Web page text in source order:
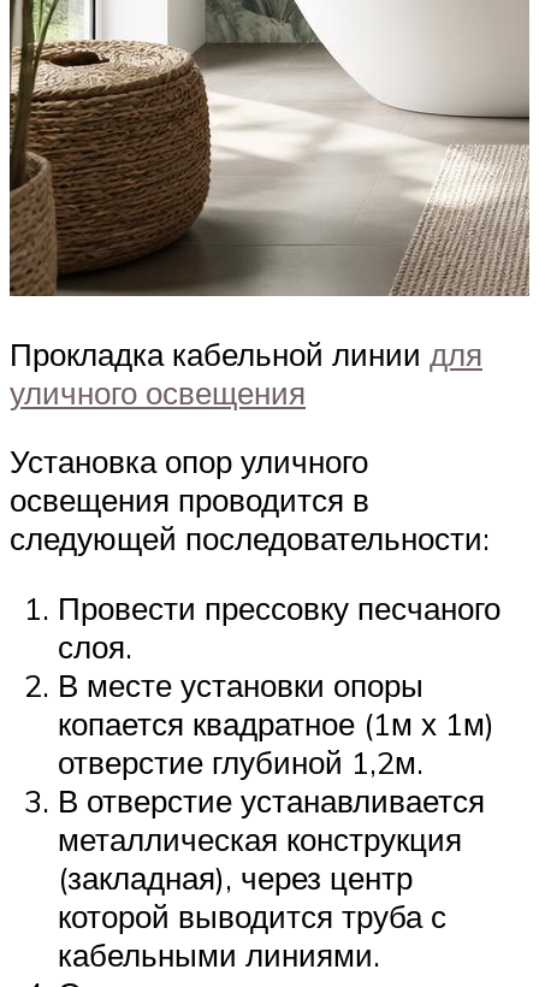
Прокладка кабельной линии для
уличного освещения
Установка опор уличного
освещения проводится в
следующей последовательности:
Провести прессовку песчаного
слоя.
В месте установки опоры
копается квадратное (1м х 1м)
отверстие глубиной 1,2м.
В отверстие устанавливается
металлическая конструкция
(закладная), через центр
которой выводится труба с
кабельными линиями.